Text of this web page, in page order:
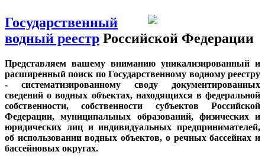
Государственный
водный реестр Российской Федерации
Представляем вашему вниманию уникализированный и
расширенный поиск по Государственному водному реестру
- систематизированному своду документированных
сведений о водных объектах, находящихся в федеральной
собственности, собственности субъектов Российской
Федерации, муниципальных образований, физических и
юридических лиц и индивидуальных предпринимателей,
об использовании водных объектов, о речных бассейнах и
бассейновых округах.